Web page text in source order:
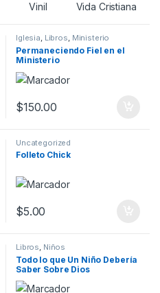
Vinil Vida Cristiana
Iglesia, Libros, Ministerio
Permaneciendo Fiel en el
Ministerio
$150.00
Uncategorized
Folleto Chick
$5.00
Libros, Niños
Todo lo que Un Niño Debería
Saber Sobre Dios